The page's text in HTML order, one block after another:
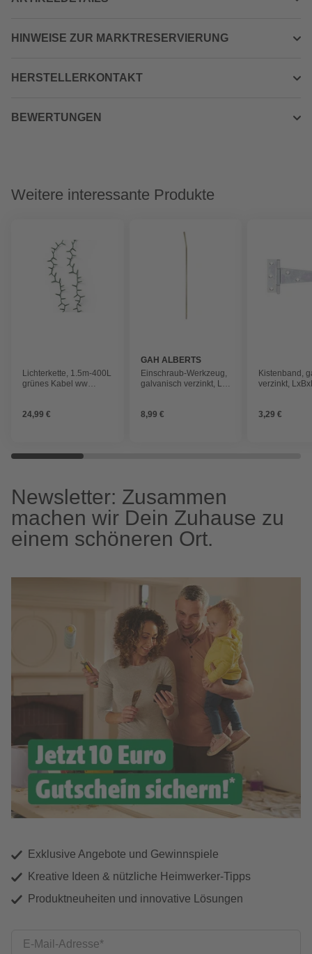
HINWEISE ZUR MARKTRESERVIERUNG
HERSTELLERKONTAKT
BEWERTUNGEN
Weitere interessante Produkte
Lichterkette, 1.5m-400L
grünes Kabel ww
24,99 €
GAH ALBERTS
Einschraub-Werkzeug,
galvanisch verzinkt, L:
8,99 €
Kistenband,
verzinkt,
3,29 €
Newsletter: Zusammen
machen wir Dein Zuhause zu
einem schöneren Ort.
Exklusive Angebote und Gewinnspiele
Kreative Ideen & nützliche Heimwerker-Tipps
Produktneuheiten und innovative Lösungen
E-Mail-Adresse